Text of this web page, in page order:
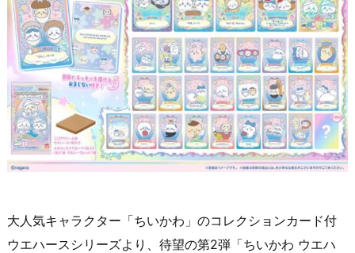
大人気キャラクター「ちいかわ」のコレクションカード付
ウエハースシリーズより、待望の第2弾「ちいかわ ウエハ